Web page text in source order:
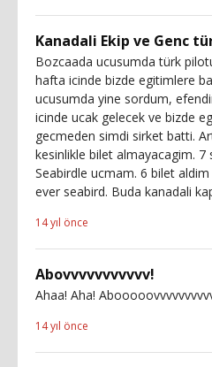
Kanadali Ekip ve Genc
Bozcaada ucusumda türk
hafta icinde bizde egitimlere
ucusumda yine sordum,
icinde ucak gelecek ve bizde
gecmeden simdi sirket batti.
kesinlikle bilet almayacagim.
Seabirdle ucmam. 6 bilet
ever seabird. Buda kanadali
14 yıl önce
Abovvvvvvvvvvv!
Ahaa! Aha!
14 yıl önce